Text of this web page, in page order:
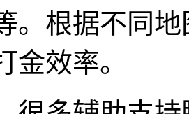
。根据不同
金效率。